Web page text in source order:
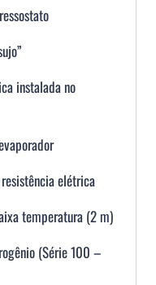
instalada no
elétrica
temperatura (2 m)
(Série 100 –